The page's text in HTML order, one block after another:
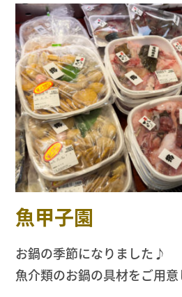
魚甲子園
お鍋の季節になりました♪
魚介類のお鍋の具材をご用意